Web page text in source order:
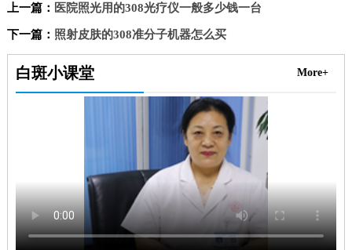
上一篇： 医院照光用的308光疗仪一般多少钱一台
下一篇： 照射皮肤的308准分子机器怎么买
白斑小课堂 More+